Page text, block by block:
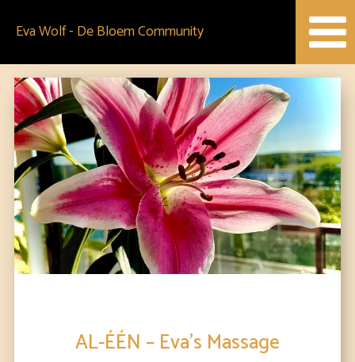
naar
content
Eva Wolf - De Bloem Community
AL-ÉÉN – Eva’s Massage